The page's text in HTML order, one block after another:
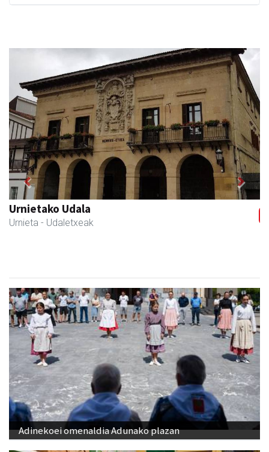
Urnietako AEK euskaltegia
Urnieta - Euskaltegiak
Previous Next
Adinekoei omenaldia Adunako plazan